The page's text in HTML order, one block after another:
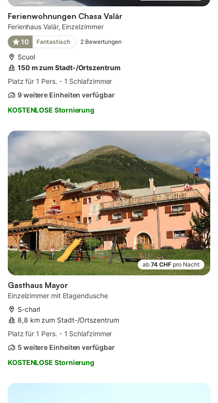
Ferienwohnungen Chasa Valär
Ferienhaus Valär, Einzelzimmer
10
Fantastisch 2 Bewertungen
Scuol
150 m zum Stadt-/Ortszentrum
Platz für 1 Pers.
1 Schlafzimmer
9 weitere Einheiten verfügbar
KOSTENLOSE Stornierung
ab 74 CHF pro Nacht
Gasthaus Mayor
Einzelzimmer mit Etagendusche
S-charl
8,8 km zum Stadt-/Ortszentrum
Platz für 1 Pers.
1 Schlafzimmer
5 weitere Einheiten verfügbar
KOSTENLOSE Stornierung